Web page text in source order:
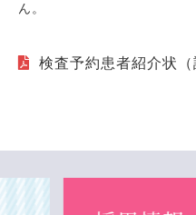
ん。
検査予約患者紹介状（